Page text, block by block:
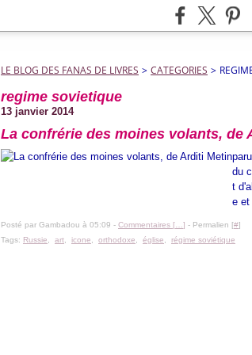
LE BLOG DES FANAS DE LIVRES > CATEGORIES >
regime sovietique
13 janvier 2014
La confrérie des moines volants, de
du
t
e et
Posté par Gambadou à 05:09 - Commentaires [ ] - Permalien [#]
Tags: Russie art icone orthodoxe église régime soviétique